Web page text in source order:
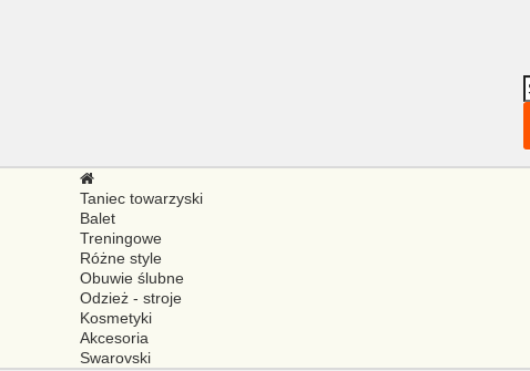
Taniec towarzyski
Balet
Treningowe
Różne style
Obuwie ślubne
Odzież - stroje
Kosmetyki
Akcesoria
Swarovski